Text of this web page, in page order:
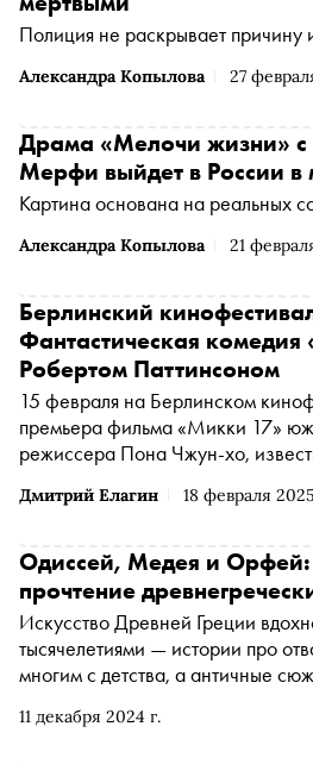
Александра Копылова 27
Полиция не раскрывает причину
Александра Копылова 21
Драма «Мелочи жизни»
Мерфи выйдет в России в
Картина основана на реальных
Дмитрий Елагин 18 февраля
Берлинский
Фантастическая
Робертом Паттинсоном
15 февраля на Берлинском
премьера фильма «Микки 17»
режиссера Пона Чжун-хо,
сатира на современное
разрешил работодателю
распоряжаться судьбой будущих
11 декабря 2024 г.
Одиссей, Медея и Орфей:
прочтение
Искусство Древней Греции
тысячелетиями — истории про
многим с детства, а античные
фильм Уберто Пазолини